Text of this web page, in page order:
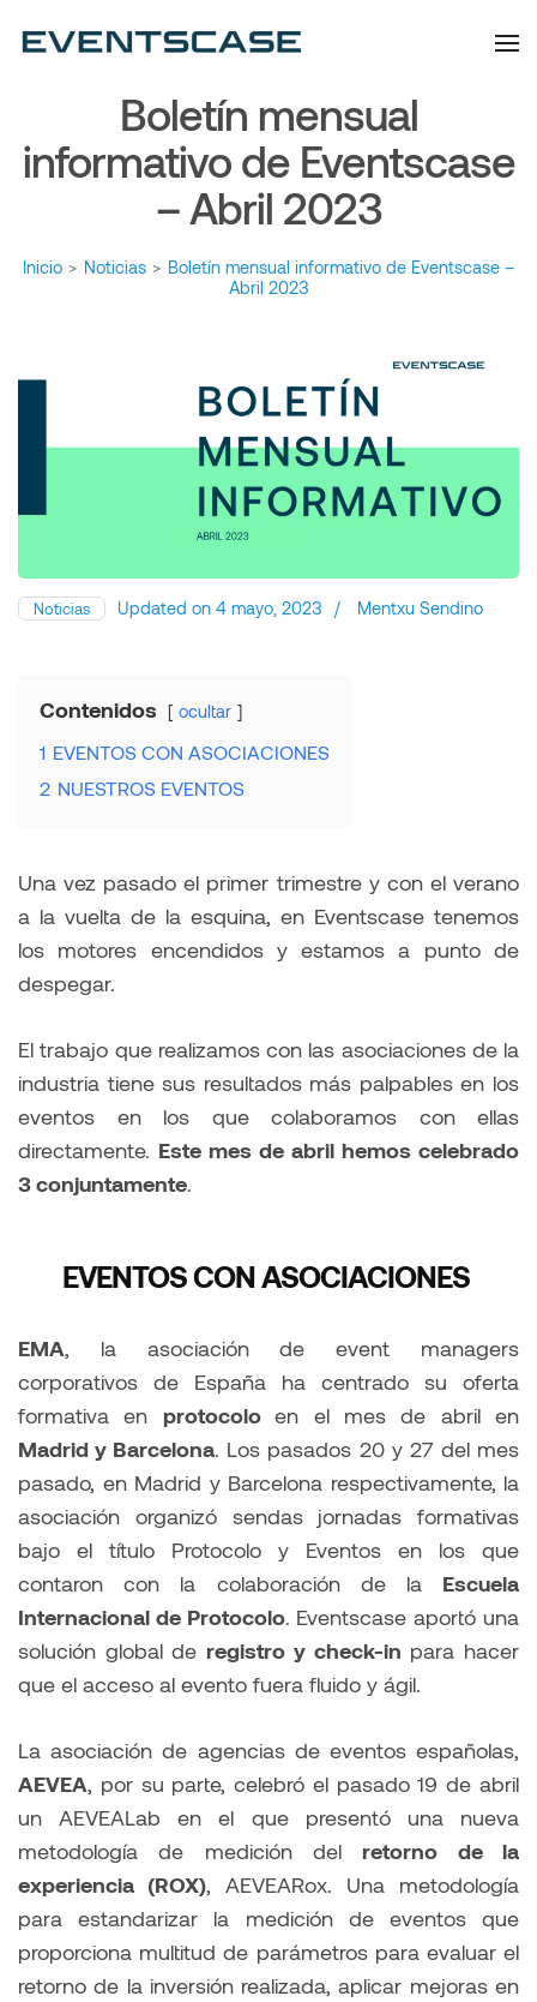
Boletín mensual
informativo de Eventscase
– Abril 2023
Inicio > Noticias > Boletín mensual informativo de Eventscase –
Abril 2023
Noticias Updated on 4 mayo, 2023 / Mentxu Sendino
Contenidos ocultar
1 EVENTOS CON ASOCIACIONES
2 NUESTROS EVENTOS
Una vez pasado el primer trimestre y con el verano
a la vuelta de la esquina, en Eventscase tenemos
los motores encendidos y estamos a punto de
despegar.
El trabajo que realizamos con las asociaciones de la
industria tiene sus resultados más palpables en los
eventos en los que colaboramos con ellas
directamente. Este mes de abril hemos celebrado
3 conjuntamente.
EVENTOS CON ASOCIACIONES
EMA, la asociación de event managers
corporativos de España ha centrado su oferta
formativa en protocoloen el mes de abril en
Madrid y Barcelona. Los pasados 20 y 27 del mes
pasado, en Madrid y Barcelona respectivamente, la
asociación organizó sendas jornadas formativas
bajo el título Protocolo y Eventos en los que
contaron con la colaboración de la Escuela
Internacional de Protocolo. Eventscase aportó una
solución global de registro y check-in para hacer
que el acceso al evento fuera fluido y ágil.
La asociación de agencias de eventos españolas,
AEVEA, por su parte, celebró el pasado 19 de abril
un AEVEALab en el que presentó una nueva
metodología de medición del retorno de la
experiencia (ROX), AEVEARox. Una metodología
para estandarizar la medición de eventos que
proporciona multitud de parámetros para evaluar el
retorno de la inversión realizada, aplicar mejoras en